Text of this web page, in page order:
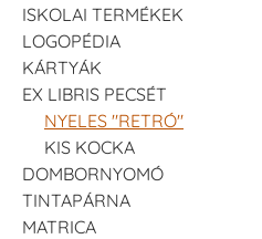
ISKOLAI TERMÉKEK
LOGOPÉDIA
KÁRTYÁK
EX LIBRIS PECSÉT
NYELES "RETRÓ"
KIS KOCKA
DOMBORNYOMÓ
TINTAPÁRNA
MATRICA